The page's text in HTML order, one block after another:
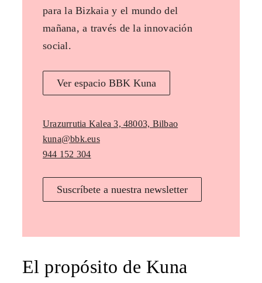
para la Bizkaia y el mundo del
mañana, a través de la innovación
social.
Ver espacio BBK Kuna
Urazurrutia Kalea 3, 48003, Bilbao
kuna@bbk.eus
944 152 304
Suscríbete a nuestra newsletter
El propósito de Kuna